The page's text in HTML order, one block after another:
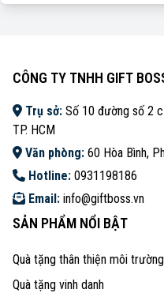
CÔNG TY TNHH GIFT
Trụ sở: Số 10 đường số 2
TP. HCM
Văn phòng: 60 Hòa Bình,
Hotline: 0931198186
Email: info@giftboss.vn
SẢN PHẨM NỔI BẬT
Quà tặng thân thiện môi trường
Quà tặng vinh danh